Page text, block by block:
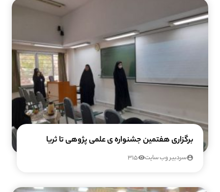
برگزاری هفتمین جشنواره ی علمی پژوهی تا ثریا
سردبیر وب سایت 315